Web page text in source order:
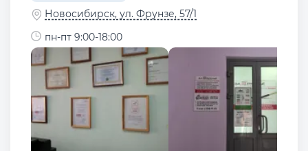
Новосибирск, ул. Фрунзе, 57/1
пн-пт 9:00-18:00